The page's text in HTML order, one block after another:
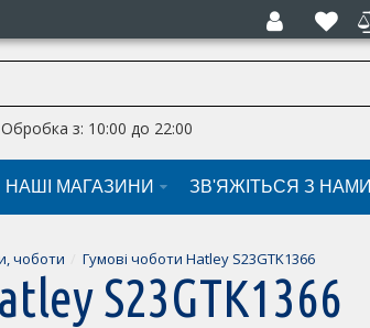
Обробка з: 10:00 до 22:00
НАШI МАГАЗИНИ ЗВ'ЯЖІТЬСЯ З НАМИ
чоботи Гумові чоботи Hatley S23GTK1366
S23GTK1366